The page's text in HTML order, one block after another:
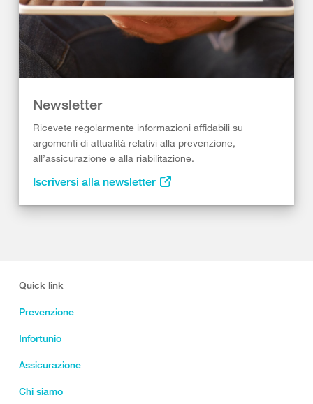
Newsletter
Ricevete regolarmente informazioni affidabili su
argomenti di attualità relativi alla prevenzione,
all’assicurazione e alla riabilitazione.
Iscriversi alla newsletter
Quick link
Prevenzione
Infortunio
Assicurazione
Chi siamo